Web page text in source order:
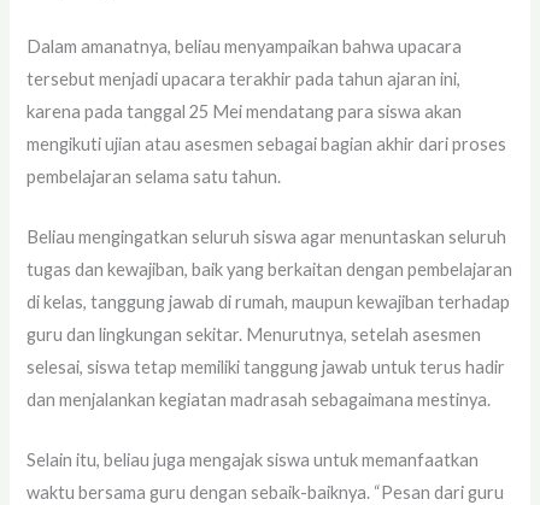
Dalam amanatnya, beliau menyampaikan bahwa upacara
tersebut menjadi upacara terakhir pada tahun ajaran ini,
karena pada tanggal 25 Mei mendatang para siswa akan
mengikuti ujian atau asesmen sebagai bagian akhir dari proses
pembelajaran selama satu tahun.
Beliau mengingatkan seluruh siswa agar menuntaskan seluruh
tugas dan kewajiban, baik yang berkaitan dengan pembelajaran
di kelas, tanggung jawab di rumah, maupun kewajiban terhadap
guru dan lingkungan sekitar. Menurutnya, setelah asesmen
selesai, siswa tetap memiliki tanggung jawab untuk terus hadir
dan menjalankan kegiatan madrasah sebagaimana mestinya.
Selain itu, beliau juga mengajak siswa untuk memanfaatkan
waktu bersama guru dengan sebaik-baiknya. “Pesan dari guru